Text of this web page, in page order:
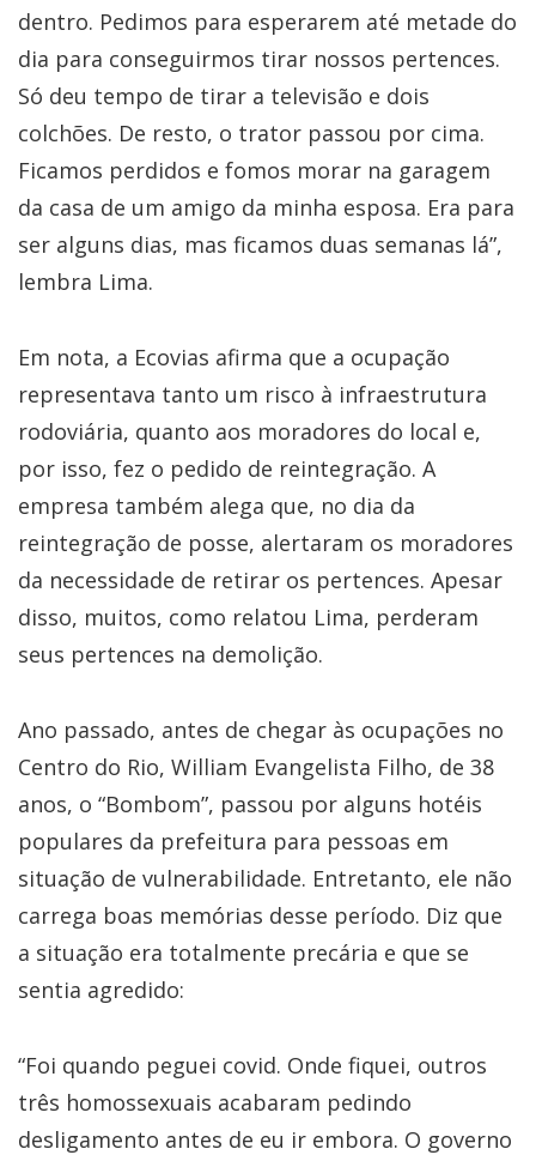
dentro. Pedimos para esperarem até metade do
dia para conseguirmos tirar nossos pertences.
Só deu tempo de tirar a televisão e dois
colchões. De resto, o trator passou por cima.
Ficamos perdidos e fomos morar na garagem
da casa de um amigo da minha esposa. Era para
ser alguns dias, mas ficamos duas semanas lá”,
lembra Lima.
Em nota, a Ecovias afirma que a ocupação
representava tanto um risco à infraestrutura
rodoviária, quanto aos moradores do local e,
por isso, fez o pedido de reintegração. A
empresa também alega que, no dia da
reintegração de posse, alertaram os moradores
da necessidade de retirar os pertences. Apesar
disso, muitos, como relatou Lima, perderam
seus pertences na demolição.
Ano passado, antes de chegar às ocupações no
Centro do Rio, William Evangelista Filho, de 38
anos, o “Bombom”, passou por alguns hotéis
populares da prefeitura para pessoas em
situação de vulnerabilidade. Entretanto, ele não
carrega boas memórias desse período. Diz que
a situação era totalmente precária e que se
sentia agredido:
“Foi quando peguei covid. Onde fiquei, outros
três homossexuais acabaram pedindo
desligamento antes de eu ir embora. O governo